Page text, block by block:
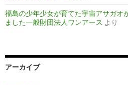
福島の少年少女が育てた宇宙アサガオ
ました一般財団法人ワンアース より
アーカイブ